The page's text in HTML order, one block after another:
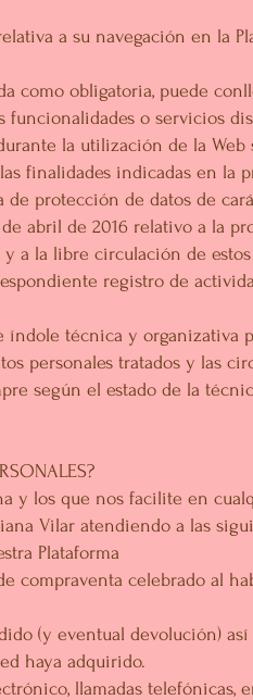
a su navegación en la
como obligatoria, puede
o servicios
la utilización de la
finalidades indicadas en la
protección de datos de
abril de 2016 relativo a la
a la libre circulación de
registro de
índole técnica y organizativa
personales tratados y las
según el estado de la
y los que nos facilite en
Vilar atendiendo a las
Plataforma
celebrado al
(y eventual devolución) así
haya adquirido.
llamadas telefónicas,